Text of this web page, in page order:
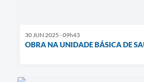
30 JUN 2025 - 09h43
OBRA NA UNIDADE BÁSICA DE